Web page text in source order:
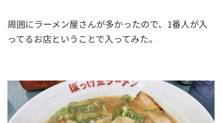
周囲にラーメン屋さんが多かったので、1番人が入
ってるお店ということで入ってみた。